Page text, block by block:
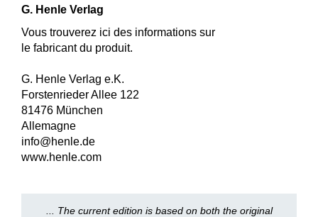
G. Henle Verlag
Vous trouverez ici des informations sur
le fabricant du produit.
G. Henle Verlag e.K.
Forstenrieder Allee 122
81476 München
Allemagne
info@henle.de
www.henle.com
... The current edition is based on both the original